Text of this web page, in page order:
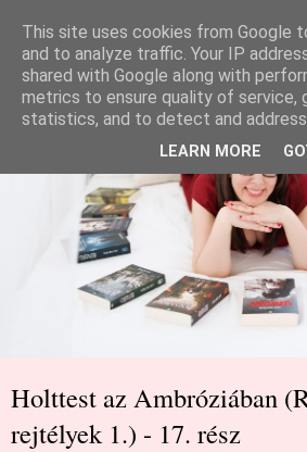
Holttest az Ambróziában
rejtélyek 1.) - 17. rész
This site uses cookies from Google
and to analyze traffic. Your IP
shared with Google along with
metrics to ensure quality of service,
statistics, and to detect and address
LEARN MORE